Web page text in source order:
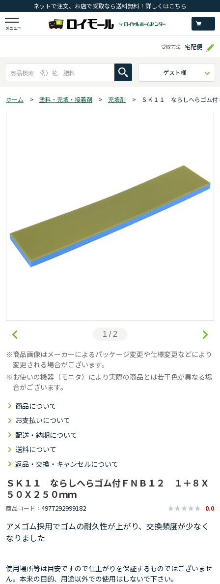
ネットで注文、お店で受取なら送料無料！詳しくはこちら
メニュー
受取方法 宅配便
ゲスト様
ホーム > 塗料・充填・接着剤 > 充填剤 > ＳＫ１１ ならしへらゴム
1 / 2
商品画像はメーカーによるパッケージ変更や仕様変更などにより
変更される場合がございます。
お使いの機器（モニタ）により実際の商品とは若干色が異なる場
合がございます。
商品について
お支払いについて
配送・納期について
送料について
返品・交換・キャンセルについて
ＳＫ１１ ならしへらゴム付ＦＮＢ１２ １＋８Ｘ
５０Ｘ２５０ｍｍ
商品コード 4977292999182 0.0
アメゴム採用でゴムの耐久性が上がり、交換頻度が少なく
なりました
使用場所等は目安ですので仕上がりを保証するものではございませ
ん。本来の目的、用途以外での使用はしないで下さい。